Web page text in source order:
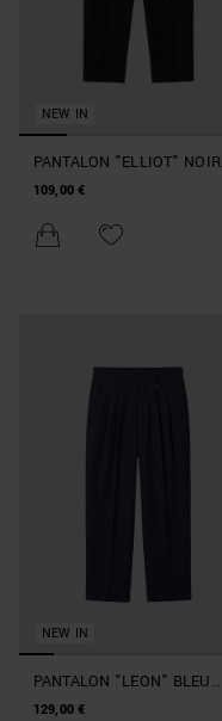
NEW IN
PANTALON "ELLIOT" NOIR
RELAXED FIT EN TWILL DE
MÉTALLIQUE
109,00 €
NEW IN
PANTALON "LEON" BLEU
MARINE WIDE LEG EN
129,00 €